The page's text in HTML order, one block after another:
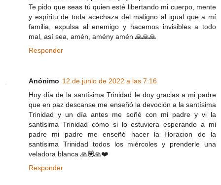
Te pido que seas tú quien esté libertando mi cuerpo, mente
y espíritu de toda acechaza del maligno al igual que a mí
familia, expulsa al enemigo y hacemos invisibles a todo
mal, así sea, amén, amény amén 🙏🙏🙏
Responder
Anónimo 12 de junio de 2022 a las 7:16
Hoy día de la santísima Trinidad le doy gracias a mi padre
que en paz descanse me enseñó la devoción a la santísima
Trinidad y un día antes me soñé con mi padre y vi la
santísima Trinidad cómo si lo estuviera esperando a mi
padre mi padre me enseñó hacer la Horacion de la
santísima Trinidad todos los miércoles y prenderle una
veladora blanca 🙏💟🙏❤️
Responder